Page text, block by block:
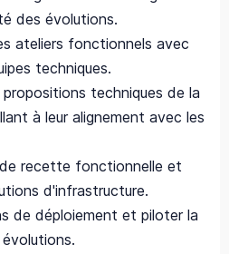
des évolutions.
ateliers fonctionnels avec
techniques.
techniques de la
à leur alignement avec les
recette fonctionnelle et
d'infrastructure.
de déploiement et piloter la